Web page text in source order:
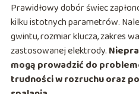
Prawidłowy dobór świec
kilku istotnych parametrów.
gwintu, rozmiar klucza, zakres
zastosowanej elektrody.
mogą prowadzić do
trudności w rozruchu oraz